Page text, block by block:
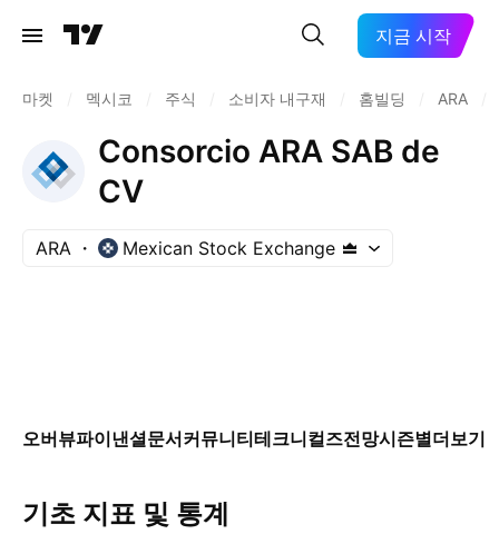
지금 시작
마켓 멕시코 주식 소비자 내구재 홈빌딩 ARA
Consorcio ARA SAB de
CV
ARA Mexican Stock Exchange
오버뷰파이낸셜문서커뮤니티테크니컬즈전망시즌별더보기
기초 지표 및 통계